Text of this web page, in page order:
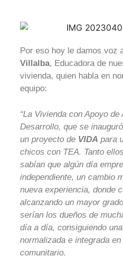
Por eso hoy le damos voz
Villalba, Educadora de
vivienda, quien habla en
equipo:
“La Vivienda con Apoyo de
Desarrollo, que se
un proyecto de VIDA para
chicos con TEA. Tanto
sabían que algún día
independiente, un cambio
nueva experiencia, donde
alcanzando un mayor
serían los dueños de
día a día, consiguiendo
normalizada e integrada
comunitario.